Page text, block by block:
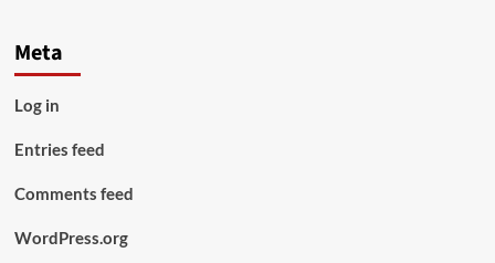
Meta
Log in
Entries feed
Comments feed
WordPress.org